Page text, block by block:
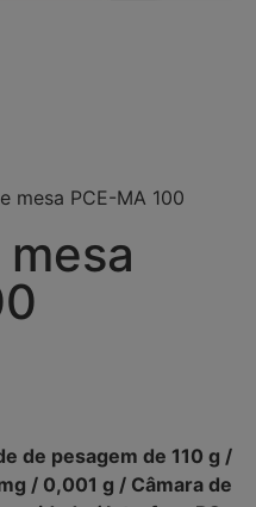
mesa PCE-MA 100
de pesagem de 110 g /
/ 0,001 g / Câmara de